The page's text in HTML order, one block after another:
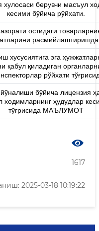
хулосаси берувчи масъул
кесими бўйича рўйхати.
остидаги
хусусиятига эга
қабул қиладиган
рўйхати
бўйича лицензия
ходимларнинг ҳудудлар
тўғрисида МАЪЛУМОТ
1617
2025-03-18 10:19:22